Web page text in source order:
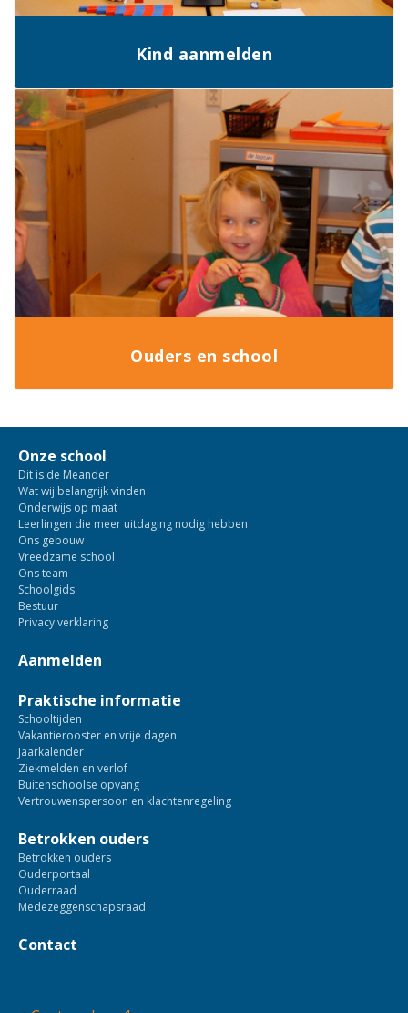
Kind aanmelden
Ouders en school
Onze school
Dit is de Meander
Wat wij belangrijk vinden
Onderwijs op maat
Leerlingen die meer uitdaging nodig hebben
Ons gebouw
Vreedzame school
Ons team
Schoolgids
Bestuur
Privacy verklaring
Aanmelden
Praktische informatie
Schooltijden
Vakantierooster en vrije dagen
Jaarkalender
Ziekmelden en verlof
Buitenschoolse opvang
Vertrouwenspersoon en klachtenregeling
Betrokken ouders
Betrokken ouders
Ouderportaal
Ouderraad
Medezeggenschapsraad
Contact